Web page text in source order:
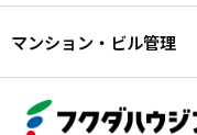
マンション・ビル管理